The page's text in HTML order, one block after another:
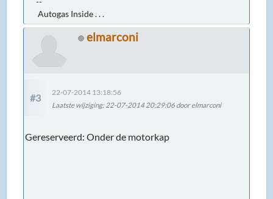
Autogas Inside . . .
elmarconi
#3
22-07-2014 13:18:56
Laatste wijziging: 22-07-2014 20:29:06 door elmarconi
Gereserveerd: Onder de motorkap